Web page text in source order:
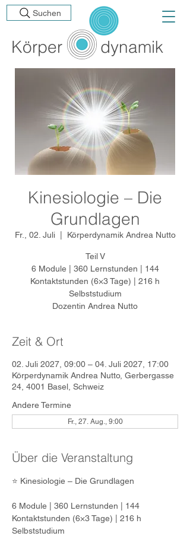
Körper dynamik
Suchen
Kinesiologie – Die
Grundlagen
Fr., 02. Juli
  |
Körperdynamik Andrea Nutto
Teil V
6 Module | 360 Lernstunden | 144
Kontaktstunden (6×3 Tage) | 216 h
Selbststudium
Dozentin Andrea Nutto
Zeit & Ort
02. Juli 2027, 09:00 – 04. Juli 2027, 17:00
Körperdynamik Andrea Nutto, Gerbergasse
24, 4001 Basel, Schweiz
Andere Termine
Fr., 27. Aug., 9:00
Über die Veranstaltung
⭐ Kinesiologie – Die Grundlagen
6 Module | 360 Lernstunden | 144
Kontaktstunden (6×3 Tage) | 216 h
Selbststudium